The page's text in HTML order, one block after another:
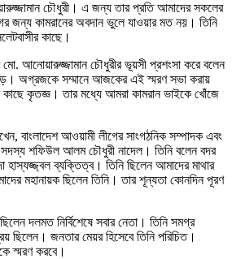
চৌধুরী। এ জন্য তার প্রতি আমাদের সকলের
জন্য কামরানের অবদান ভুলে যাওয়ার মত নয়। তিনি
কাছে।
মো. আনোয়ারুজ্জামান চৌধুরীর ভূয়সী প্রশংসা করে বলেন
অগ্রজকে সম্মানে আজকের এই স্মরণ সভা করায়
কৃতজ্ঞ। তার মধ্যে আমরা কামরান ভাইকে খোঁজে
বাংলাদেশ আওয়ামী লীগের সাংগঠনিক সম্পাদক এবং
শফিউল আলম চৌধুরী নাদেল। তিনি বলেন বদর
হাস্যজ্জ্বল ব্যক্তিত্ব। তিনি ছিলেন আমাদের মাথার
মহানায়ক ছিলেন তিনি। তার শূন্যতা কোনদিন পূরণ
দলমত নির্বিশেষে সবার নেতা। তিনি সমগ্র
ছিলেন। জনতার মেয়র হিসেবে তিনি পরিচিত।
স্মরণ করবে।